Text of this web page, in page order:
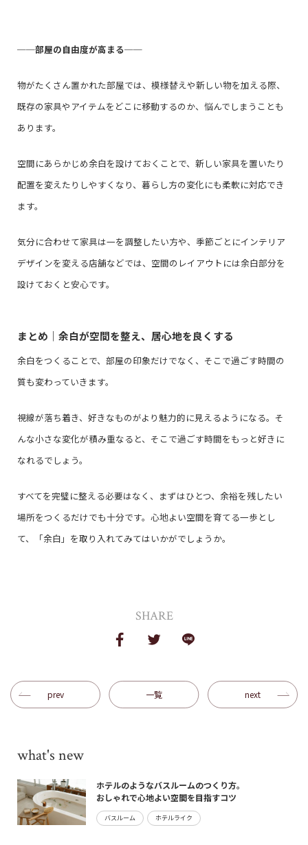
──部屋の自由度が高まる──
物がたくさん置かれた部屋では、模様替えや新しい物を加える際、
既存の家具やアイテムをどこに移動するのか、悩んでしまうことも
あります。
空間にあらかじめ余白を設けておくことで、新しい家具を置いたり
配置を変えたりしやすくなり、暮らし方の変化にも柔軟に対応でき
ます。
気分に合わせて家具は一を調整したい方や、季節ごとにインテリア
デザインを変える店舗などでは、空間のレイアウトには余白部分を
設けておくと安心です。
まとめ｜余白が空間を整え、居心地を良くする
余白をつくることで、部屋の印象だけでなく、そこで過ごす時間の
質も変わっていきます。
視線が落ち着き、好きなものがより魅力的に見えるようになる。そ
んな小さな変化が積み重なると、そこで過ごす時間をもっと好きに
なれるでしょう。
すべてを完璧に整える必要はなく、まずはひとつ、余裕を残したい
場所をつくるだけでも十分です。心地よい空間を育てる一歩とし
て、「余白」を取り入れてみてはいかがでしょうか。
SHARE
prev next
一覧
what's new
ホテルのようなバスルームのつくり方。
おしゃれで心地よい空間を目指すコツ
バスルーム ホテルライク